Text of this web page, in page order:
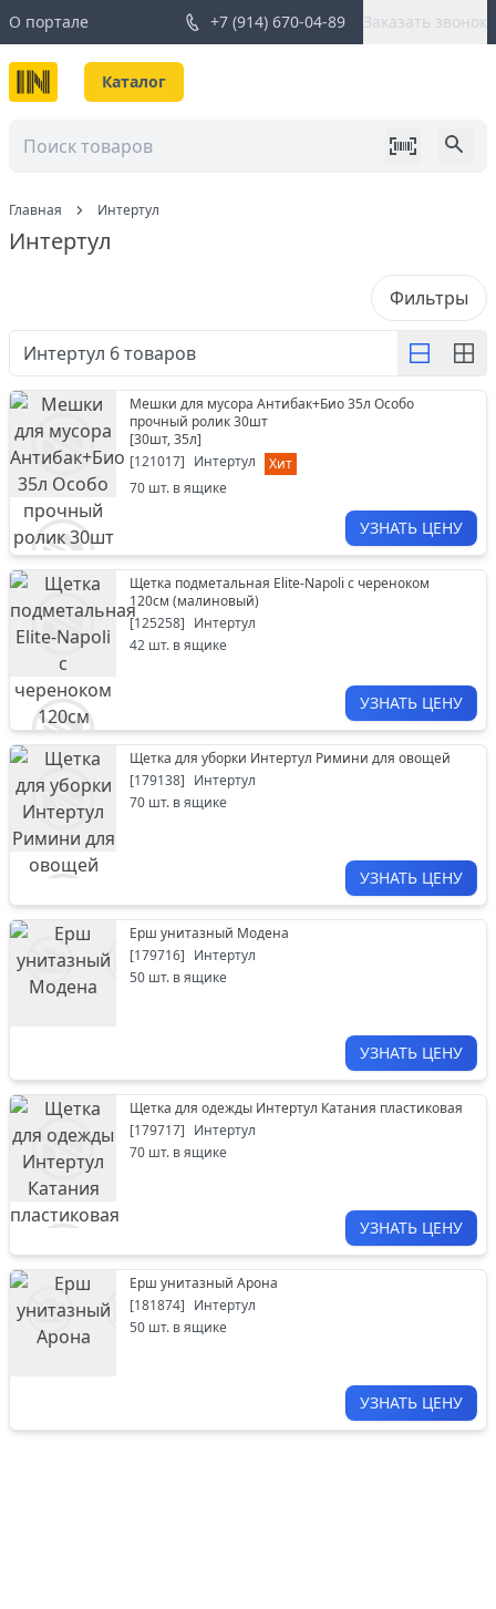
О портале +7 (914) 670-04-89 Заказать звонок
Каталог
Главная Интертул
Интертул
Фильтры
Интертул 6товаров
Мешки для мусора Антибак+Био 35л Особо
прочный ролик 30шт
[30шт, 35л]
[121017] Интертул
Хит
70 шт. в ящике
УЗНАТЬ ЦЕНУ
Щетка подметальная Elite-Napoli с череноком
120см (малиновый)
[125258] Интертул
42 шт. в ящике
УЗНАТЬ ЦЕНУ
Щетка для уборки Интертул Римини для овощей
[179138] Интертул
70 шт. в ящике
УЗНАТЬ ЦЕНУ
Ерш унитазный Модена
[179716] Интертул
50 шт. в ящике
УЗНАТЬ ЦЕНУ
Щетка для одежды Интертул Катания пластиковая
[179717] Интертул
70 шт. в ящике
УЗНАТЬ ЦЕНУ
Ерш унитазный Арона
[181874] Интертул
50 шт. в ящике
УЗНАТЬ ЦЕНУ